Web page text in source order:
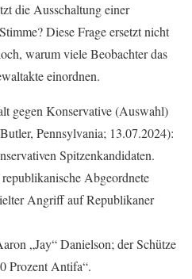
die Ausschaltung einer
Diese Frage ersetzt nicht
warum viele Beobachter das
einordnen.
gegen Konservative (Auswahl)
Pennsylvania; 13.07.2024):
Spitzenkandidaten.
Abgeordnete
Angriff auf Republikaner
„Jay“ Danielson; der Schütze
Prozent Antifa“.